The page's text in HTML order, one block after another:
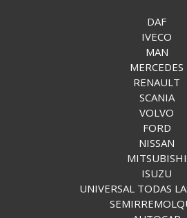
DAF
IVECO
MAN
MERCEDES
RENAULT
SCANIA
VOLVO
FORD
NISSAN
MITSUBISHI
ISUZU
UNIVERSAL TODAS